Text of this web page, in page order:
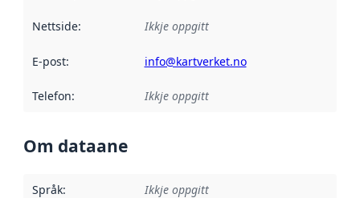
Nettside: Ikkje oppgitt
E-post: info@kartverket.no
Telefon: Ikkje oppgitt
Om dataane
Språk: Ikkje oppgitt